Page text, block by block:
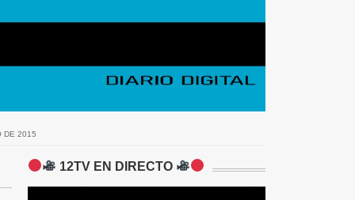
DE 2015
12TV EN DIRECTO